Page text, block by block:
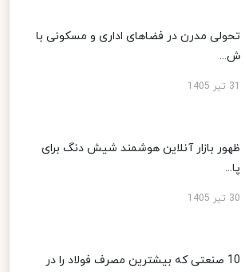
تحولی مدرن در فضاهای اداری و مسکونی با
ش...
ظهور بازار آنلاین هوشمند شیش دنگ برای
پا...
30 تیر 1405
10 صنعتی که بیشترین مصرف فولاد را در